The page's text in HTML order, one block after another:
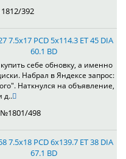
392
7.5x17 PCD 5x114.3 ET 45 DIA
60.1 BD
себе обновку, а именно
Набрал в Яндексе запрос:
Наткнулся на объявление,
д..
№1801/498
7.5x18 PCD 6x139.7 ET 38 DIA
67.1 BD